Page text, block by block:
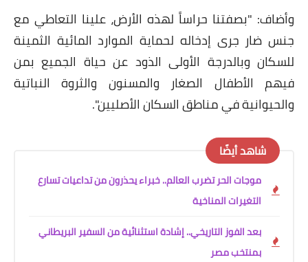
وأضاف: "بصفتنا حراساً لهذه الأرض، علينا التعاطي مع
جنس ضار جرى إدخاله لحماية الموارد المائية الثمينة
للسكان وبالدرجة الأولى الذود عن حياة الجميع بمن
فيهم الأطفال الصغار والمسنون والثروة النباتية
والحيوانية في مناطق السكان الأصليين".
شاهد أيضًا
موجات الحر تضرب العالم.. خبراء يحذرون من تداعيات تسارع
التغيرات المناخية
بعد الفوز التاريخي.. إشادة استثنائية من السفير البريطاني
بمنتخب مصر